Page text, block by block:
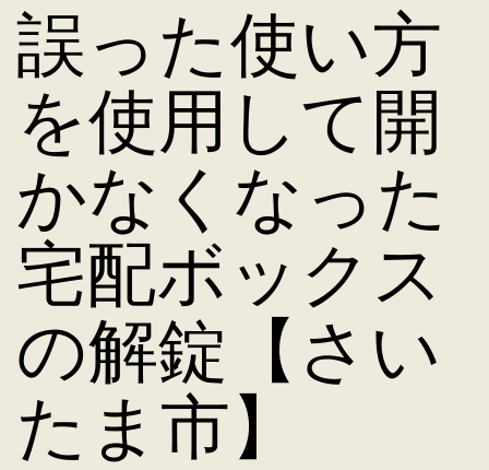
誤った使い方
を使用して開
かなくなった
宅配ボックス
の解錠【さい
たま市】